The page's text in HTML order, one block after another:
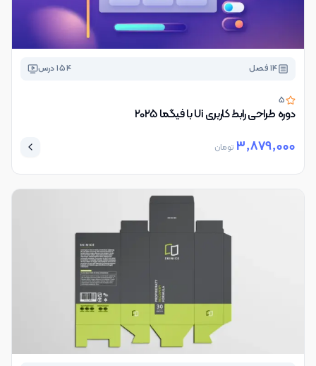
14فصل 154درس
5
دوره طراحی رابط کاربری Ui با فیگما 2025
3,879,000 تومان